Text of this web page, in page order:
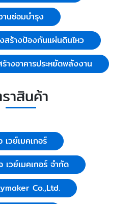
านซ่อมบำรุง
สร้างป้องกันแผ่นดินไหว
างอาคารประหยัดพลังงาน
าสินค้า
เวย์เมคเกอร์
เวย์เมคเกอร์ จำกัด
Co.,Ltd.